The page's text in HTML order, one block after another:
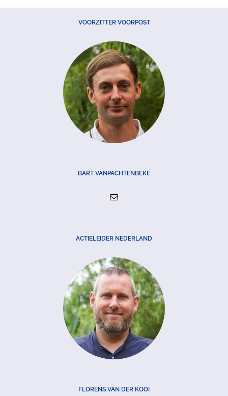
VOORZITTER VOORPOST
BART VANPACHTENBEKE
ACTIELEIDER NEDERLAND
FLORENS VAN DER KOOI